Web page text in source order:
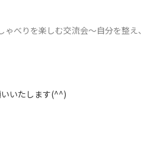
会〜自分を整え、哲学ボードゲームで心と対話するティ
いたします(^^)